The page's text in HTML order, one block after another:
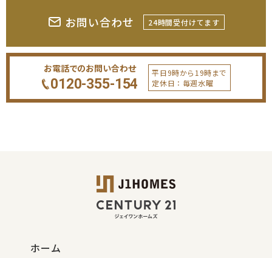
お問い合わせ 24時間受付けてます
お電話でのお問い合わせ
0120-355-154
平日9時から19時まで
定休日：毎週水曜
ホーム